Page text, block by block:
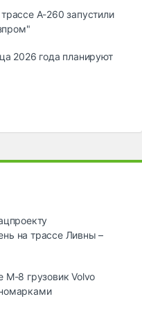
А-260 запустили
2026 года планируют
на трассе Ливны –
М-8 грузовик Volvo